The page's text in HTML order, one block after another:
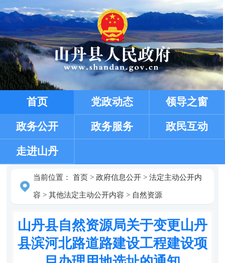
首页 党政动态 领导之窗
政务公开 政务服务 政民互动
走进山丹
当前位置： 首页> 政府信息公开> 法定主动公开内
容 > 其他法定主动公开内容 > 自然资源
山丹县自然资源局关于变更山丹
县滨河北路道路建设工程建设项